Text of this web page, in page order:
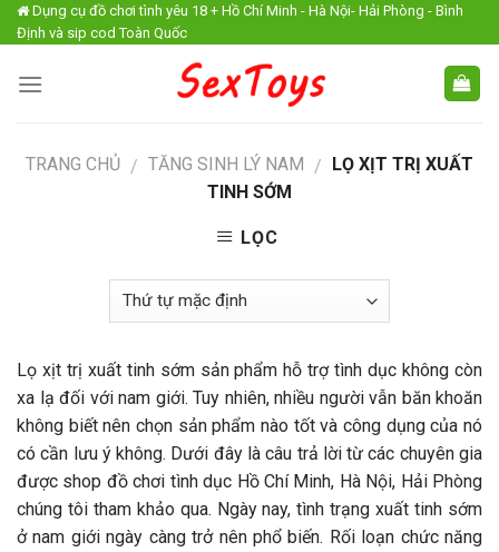
Skip
to
Dụng cụ đồ chơi tình yêu 18 + Hồ Chí Minh - Hà Nội- Hải Phòng - Bình
Định và sip cod Toàn Quốc
TRANG CHỦ / TĂNG SINH LÝ NAM / LỌ XỊT TRỊ XUẤT
TINH SỚM
LỌC
Lọ xịt trị xuất tinh sớm sản phẩm hỗ trợ tình dục không còn
xa lạ đối với nam giới. Tuy nhiên, nhiều người vẫn băn khoăn
không biết nên chọn sản phẩm nào tốt và công dụng của nó
có cần lưu ý không. Dưới đây là câu trả lời từ các chuyên gia
được shop đồ chơi tình dục Hồ Chí Minh, Hà Nội, Hải Phòng
chúng tôi tham khảo qua. Ngày nay, tình trạng xuất tinh sớm
ở nam giới ngày càng trở nên phổ biến. Rối loạn chức năng